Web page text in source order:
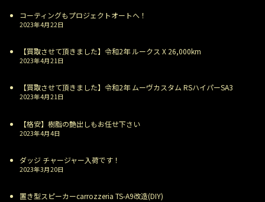
コーティングもプロジェクトオートへ！
2023年4月22日
【買取させて頂きました】令和2年 ルークス X 26,000km
2023年4月21日
【買取させて頂きました】令和2年 ムーヴカスタム RSハイパーSA3
2023年4月21日
【格安】樹脂の艶出しもお任せ下さい
2023年4月4日
ダッジ チャージャー入荷です！
2023年3月20日
置き型スピーカーcarrozzeria TS-A9改造(DIY)